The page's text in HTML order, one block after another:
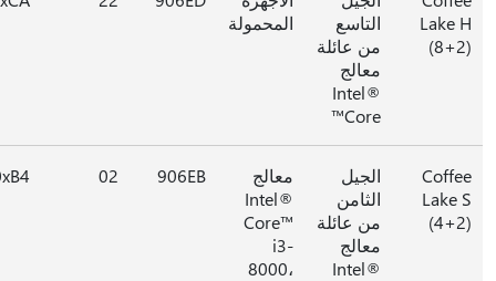
التاسع
من عائلة
معالج
Intel®
المحمولة
الجيل
الثامن
من عائلة
معالج
Intel®
معالج
Intel®
Core™
8000،
906EB